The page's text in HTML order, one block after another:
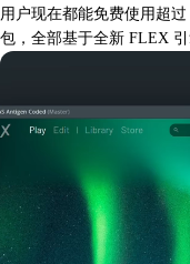
用户现在都能免费使用超过
包，全部基于全新 FLEX 引